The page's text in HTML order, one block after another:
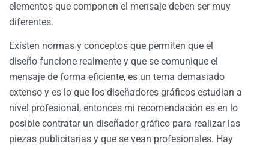
elementos que componen el mensaje deben ser muy
diferentes.
Existen normas y conceptos que permiten que el
diseño funcione realmente y que se comunique el
mensaje de forma eficiente, es un tema demasiado
extenso y es lo que los diseñadores gráficos estudian a
nivel profesional, entonces mi recomendación es en lo
posible contratar un diseñador gráfico para realizar las
piezas publicitarias y que se vean profesionales. Hay